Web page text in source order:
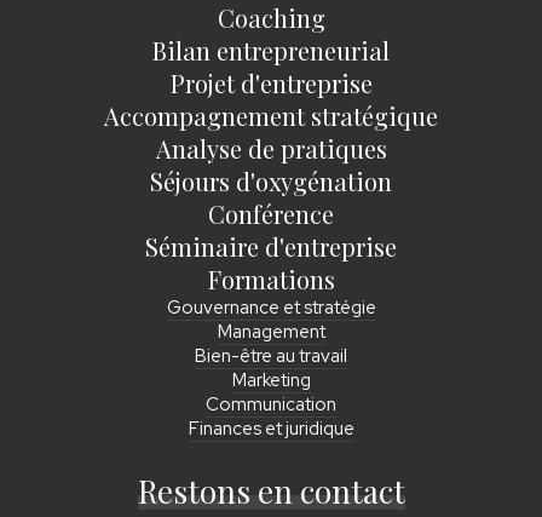
Coaching
Bilan entrepreneurial
Projet d'entreprise
Accompagnement stratégique
Analyse de pratiques
Séjours d'oxygénation
Conférence
Séminaire d'entreprise
Formations
Gouvernance et stratégie
Management
Bien-être au travail
Marketing
Communication
Finances et juridique
Restons en contact